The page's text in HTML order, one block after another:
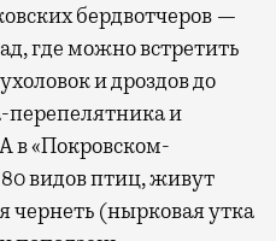
бердвотчеров —
где можно встретить
и дроздов до
и
в «Покровском-
видов птиц, живут
чернеть (нырковая утка